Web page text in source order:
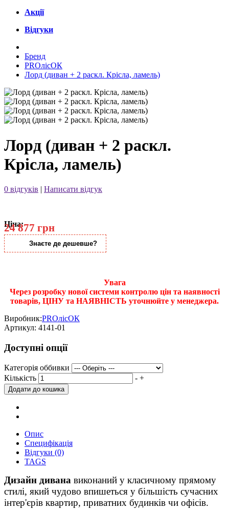
Акції
Відгуки
Бренд
PROлісОК
Лорд (диван + 2 раскл. Крісла, ламель)
Лорд (диван + 2 раскл.
Крісла, ламель)
0 відгуків | Написати відгук
Ціна:
24 877 грн
Знаєте де дешевше?
Увага
Через розробку нової системи контролю цін та наявності
товарів, ЦІНУ та НАЯВНІСТЬ уточнюйте у менеджера.
Виробник:PROлісОК
Артикул: 4141-01
Доступні опції
Категорія оббивки
Кількість
- +
Опис
Специфікація
Відгуки (0)
TAGS
Дизайн дивана виконаний у класичному прямому
стилі, який чудово впишеться у більшість сучасних
інтер'єрів квартир, приватних будинків чи офісів.